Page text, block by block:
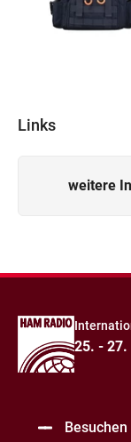
Links
weitere
25. -
Besuchen